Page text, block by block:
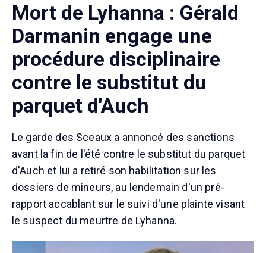
Mort de Lyhanna : Gérald
Darmanin engage une
procédure disciplinaire
contre le substitut du
parquet d'Auch
Le garde des Sceaux a annoncé des sanctions
avant la fin de l'été contre le substitut du parquet
d'Auch et lui a retiré son habilitation sur les
dossiers de mineurs, au lendemain d'un pré-
rapport accablant sur le suivi d'une plainte visant
le suspect du meurtre de Lyhanna.